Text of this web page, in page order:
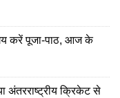
करें पूजा-पाठ, आज के
अंतरराष्ट्रीय क्रिकेट से